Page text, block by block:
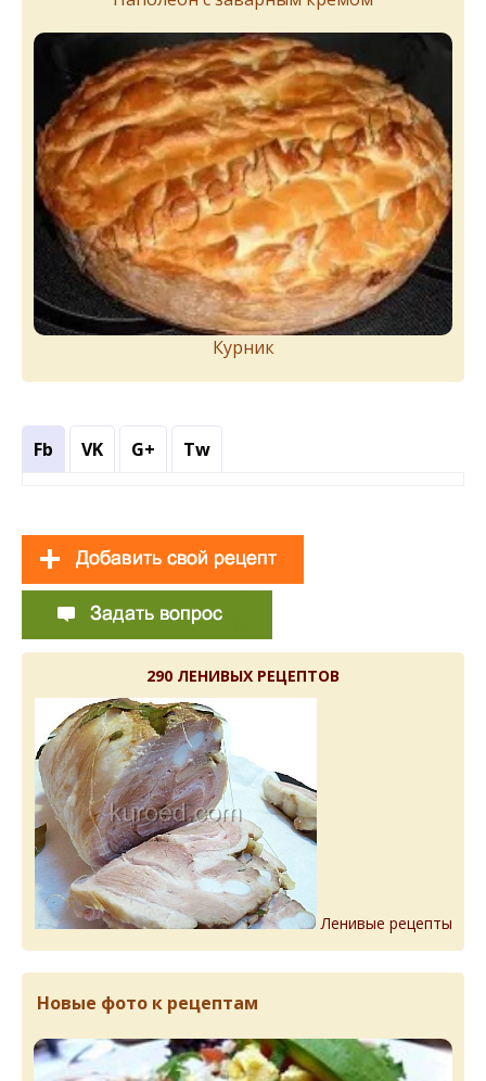
Курник
Fb VK G+ Tw
290 ЛЕНИВЫХ РЕЦЕПТОВ
Ленивые рецепты
Новые фото к рецептам